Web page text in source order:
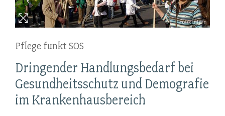
Pflege funkt SOS
Dringender Handlungsbedarf bei
Gesundheitsschutz und Demografie
im Krankenhausbereich